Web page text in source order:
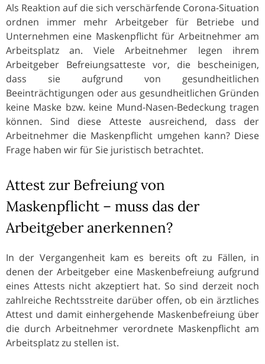
Als Reaktion auf die sich verschärfende Corona-Situation
ordnen immer mehr Arbeitgeber für Betriebe und
Unternehmen eine Maskenpflicht für Arbeitnehmer am
Arbeitsplatz an. Viele Arbeitnehmer legen ihrem
Arbeitgeber Befreiungsatteste vor, die bescheinigen,
dass sie aufgrund von gesundheitlichen
Beeinträchtigungen oder aus gesundheitlichen Gründen
keine Maske bzw. keine Mund-Nasen-Bedeckung tragen
können. Sind diese Atteste ausreichend, dass der
Arbeitnehmer die Maskenpflicht umgehen kann? Diese
Frage haben wir für Sie juristisch betrachtet.
Attest zur Befreiung von
Maskenpflicht – muss das der
Arbeitgeber anerkennen?
In der Vergangenheit kam es bereits oft zu Fällen, in
denen der Arbeitgeber eine Maskenbefreiung aufgrund
eines Attests nicht akzeptiert hat. So sind derzeit noch
zahlreiche Rechtsstreite darüber offen, ob ein ärztliches
Attest und damit einhergehende Maskenbefreiung über
die durch Arbeitnehmer verordnete Maskenpflicht am
Arbeitsplatz zu stellen ist.